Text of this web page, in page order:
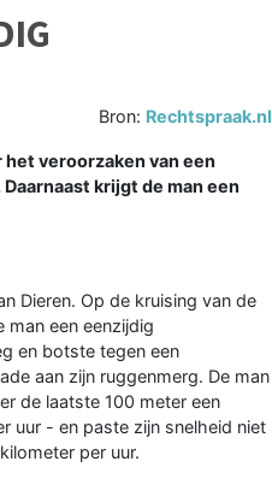
Bron: Rechtspraak.nl
veroorzaken van een
krijgt de man een
Dieren. Op de kruising van de
een eenzijdig
en botste tegen een
aan zijn ruggenmerg. De man
de laatste 100 meter een
uur - en paste zijn snelheid niet
per uur.